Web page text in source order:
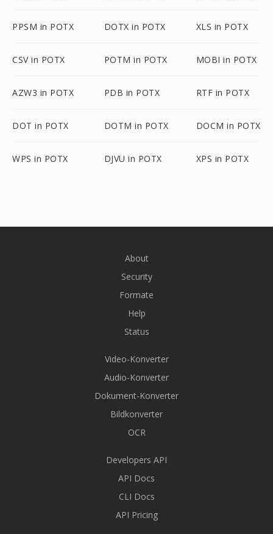
PPSM in POTX DOTX in POTX XLS in POTX
CSV in POTX POTM in POTX MOBI in POTX
AZW3 in POTX PDB in POTX RTF in POTX
DOT in POTX DOTM in POTX DOCM in POTX
WPS in POTX DJVU in POTX XPS in POTX
About
Security
Formate
Help
Status
Video-Konverter
Audio-Konverter
Dokument-Konverter
Bildkonverter
OCR
Developers API
API Docs
CLI Docs
API Pricing